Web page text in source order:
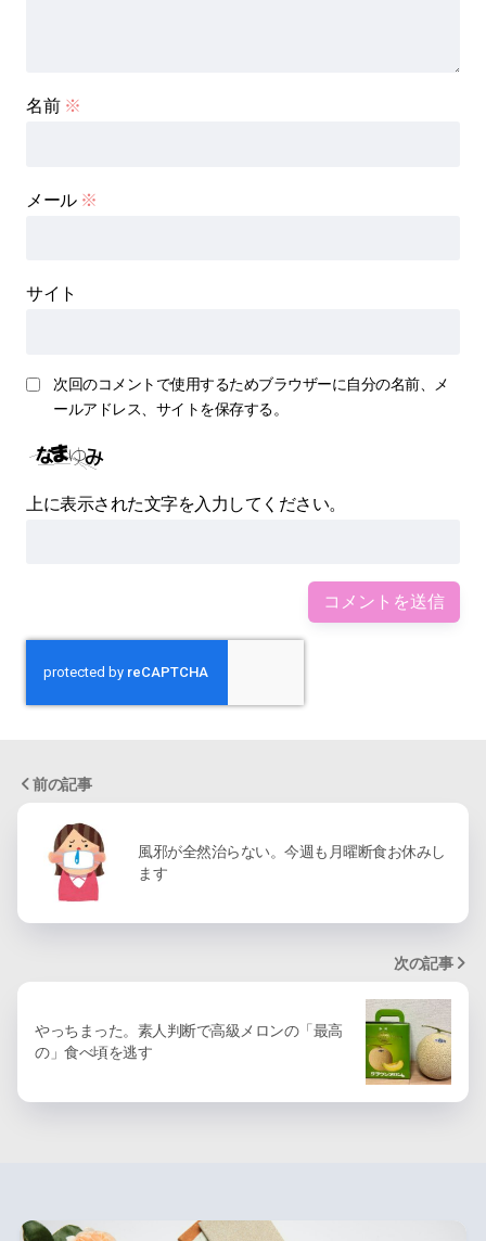
名前 ※
メール ※
サイト
次回のコメントで使用するためブラウザーに自分の名前、メ
ールアドレス、サイトを保存する。
上に表示された文字を入力してください。
前の記事
風邪が全然治らない。今週も月曜断食お休みし
ます
次の記事
やっちまった。素人判断で高級メロンの「最高
の」食べ頃を逃す